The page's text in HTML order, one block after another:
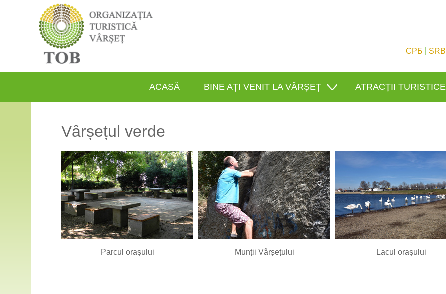
СРБ SRB
ACASĂ BINE AȚI VENIT LA VÂRȘEȚ ATRACȚII TURISTICE
Vârșețul verde
Parcul orașului Munții Vârșețului Lacul orașului